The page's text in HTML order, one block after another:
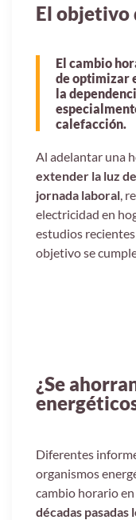
El objetivo
El cambio
de optimizar
la
calefacción.
Al adelantar una
extender la luz
jornada laboral ,
electricidad en
estudios
objetivo se
¿Se
Diferentes
organismos
cambio horario
décadas